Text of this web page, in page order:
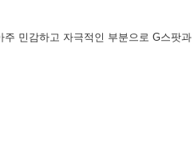
민감하고 자극적인 부분으로 G스팟